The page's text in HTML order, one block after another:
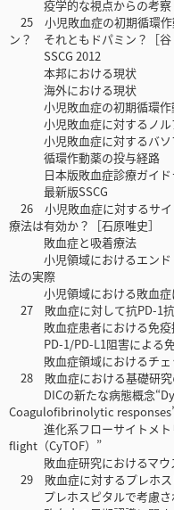
疫学的な視点からの考察
25 小児敗血症の初期循環
ン？ それともドパミン？［谷
SSCG 2012
本邦における現状
海外における現状
小児敗血症の初期循環作
小児敗血症に対するノル
小児敗血症に対するバソ
循環作動薬の投与経路
日本版敗血症診療ガイド
最新版SSCG
26 小児敗血症に対するサイ
療法は有効か？［石原唯史］
敗血症と吸着療法
小児領域におけるエンドト
法の実際
小児領域における敗血症
27 敗血症に対して抗PD-1抗
敗血症患者における免疫
PD-1/PD-L1阻害による免
敗血症領域におけるチェ
28 敗血症における基礎研究
DICの新たな病態概念
Coagulofibrinolytic
進化系フローサイトメト
flight（CyTOF）”
敗血症研究におけるマウ
29 敗血症に対するプレホス
プレホスピタルで考慮さ